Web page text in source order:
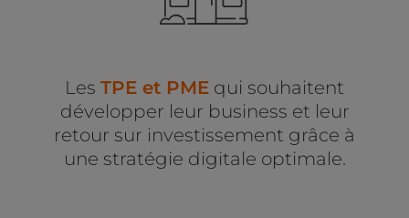
Les TPE et PME qui souhaitent
développer leur business et leur
retour sur investissement grâce à
une stratégie digitale optimale.